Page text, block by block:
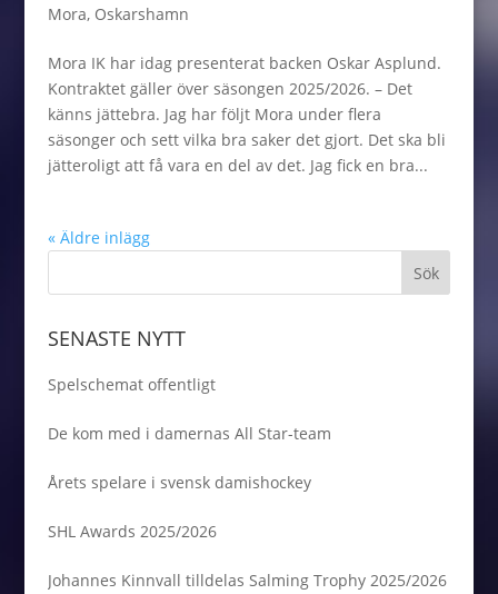
Mora, Oskarshamn
Mora IK har idag presenterat backen Oskar Asplund.
Kontraktet gäller över säsongen 2025/2026. – Det
känns jättebra. Jag har följt Mora under flera
säsonger och sett vilka bra saker det gjort. Det ska bli
jätteroligt att få vara en del av det. Jag fick en bra...
« Äldre inlägg
SENASTE NYTT
Spelschemat offentligt
De kom med i damernas All Star-team
Årets spelare i svensk damishockey
SHL Awards 2025/2026
Johannes Kinnvall tilldelas Salming Trophy 2025/2026